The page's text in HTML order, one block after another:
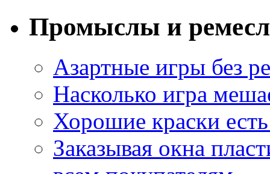
Промыслы и
Азартные игры без
Насколько игра
Хорошие краски
Заказывая окна